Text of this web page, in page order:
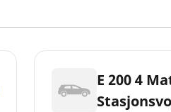
E 200 4